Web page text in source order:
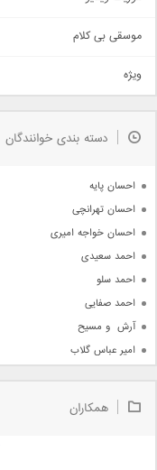
سنتی
اهنگ بندرعباسی
دمو
مذهبی
جدیدترین ها
موسقی بی کلام
ویژه
دسته بندی خوانندگان
احسان پایه
احسان تهرانچی
احسان خواجه امیری
احمد سعیدی
احمد سلو
احمد صفایی
آرش  و مسیح
امیر عباس گلاب
امیر علی
همکاران